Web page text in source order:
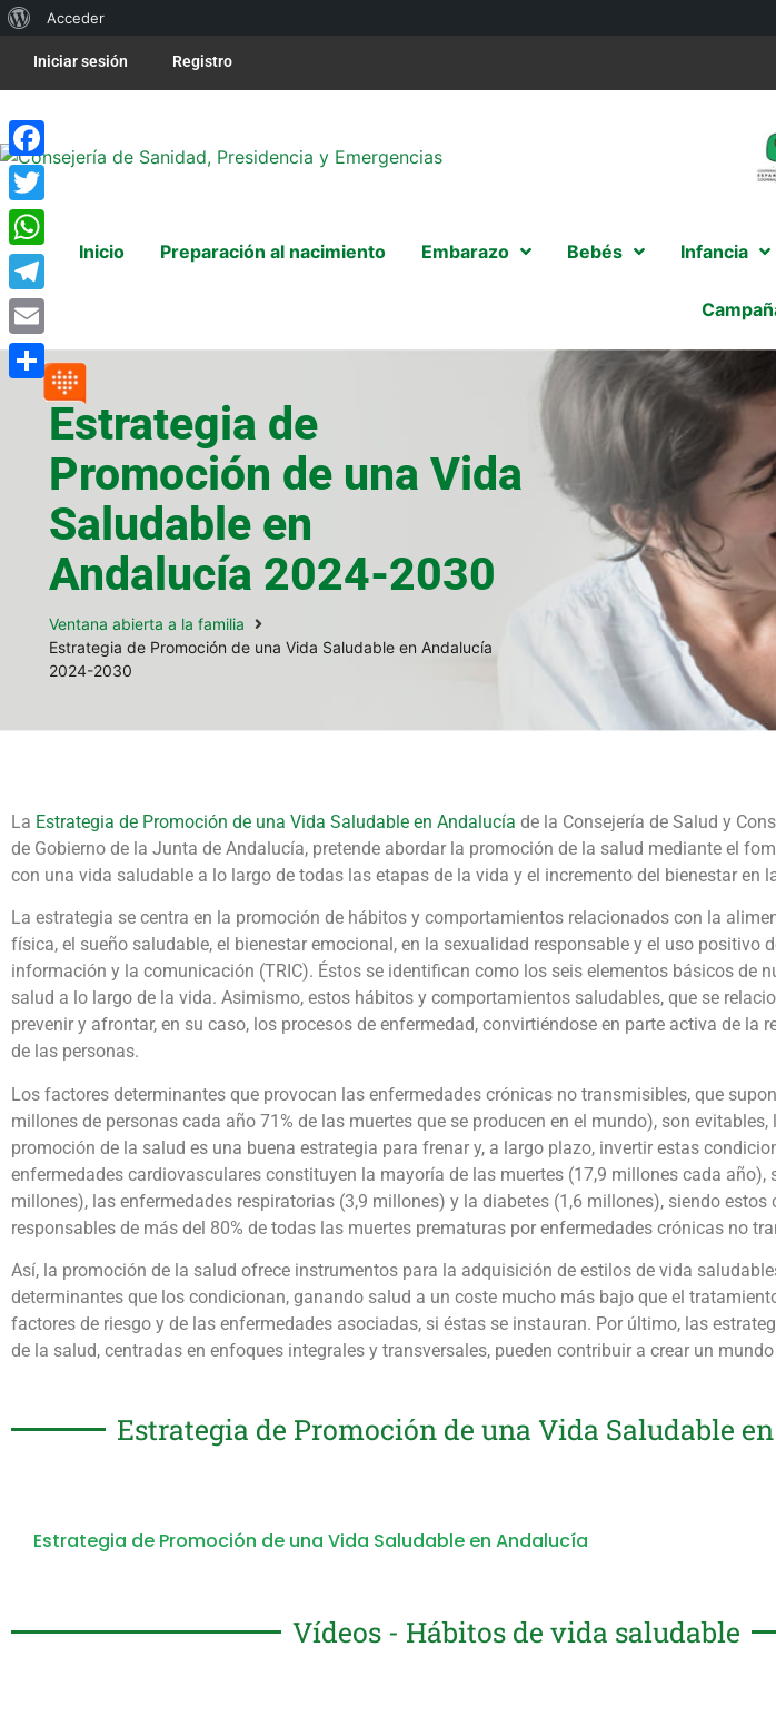
Acceder
Iniciar sesión Registro
Inicio Preparación al nacimiento Embarazo Bebés Infancia
Estrategia de
Promoción de una Vida
Saludable en
Andalucía 2024-2030
Ventana abierta a la familia
Estrategia de Promoción de una Vida Saludable en Andalucía
2024-2030
La Estrategia de Promoción de una Vida Saludable en Andalucía de la Consejería de Salud y
de Gobierno de la Junta de Andalucía, pretende abordar la promoción de la salud mediante el
con una vida saludable a lo largo de todas las etapas de la vida y el incremento del bienestar en
La estrategia se centra en la promoción de hábitos y comportamientos relacionados con la
física, el sueño saludable, el bienestar emocional, en la sexualidad responsable y el uso positivo
información y la comunicación (TRIC). Éstos se identifican como los seis elementos básicos de
salud a lo largo de la vida. Asimismo, estos hábitos y comportamientos saludables, que se
prevenir y afrontar, en su caso, los procesos de enfermedad, convirtiéndose en parte activa de la
de las personas.
Los factores determinantes que provocan las enfermedades crónicas no transmisibles, que
millones de personas cada año 71% de las muertes que se producen en el mundo), son evitables,
promoción de la salud es una buena estrategia para frenar y, a largo plazo, invertir estas
enfermedades cardiovasculares constituyen la mayoría de las muertes (17,9 millones cada año),
millones), las enfermedades respiratorias (3,9 millones) y la diabetes (1,6 millones), siendo estos
responsables de más del 80% de todas las muertes prematuras por enfermedades crónicas no
Así, la promoción de la salud ofrece instrumentos para la adquisición de estilos de vida
determinantes que los condicionan, ganando salud a un coste mucho más bajo que el
factores de riesgo y de las enfermedades asociadas, si éstas se instauran. Por último, las
de la salud, centradas en enfoques integrales y transversales, pueden contribuir a crear un
Estrategia de Promoción de una Vida Saludable
Estrategia de Promoción de una Vida Saludable en Andalucía
Vídeos - Hábitos de vida saludable
Facebook
Twitter
WhatsApp
Telegram
Email
Compartir